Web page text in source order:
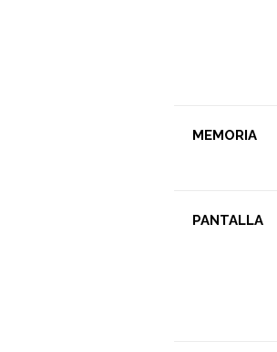
MEMORIA
PANTALLA